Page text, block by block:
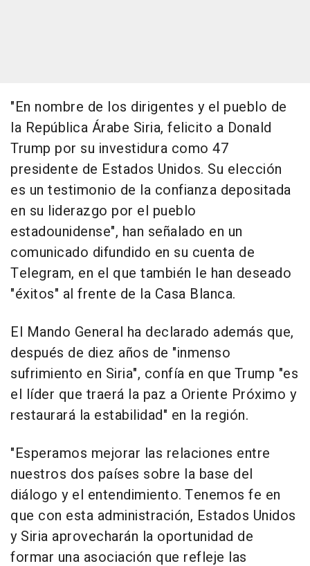
"En nombre de los dirigentes y el pueblo de
la República Árabe Siria, felicito a Donald
Trump por su investidura como 47
presidente de Estados Unidos. Su elección
es un testimonio de la confianza depositada
en su liderazgo por el pueblo
estadounidense", han señalado en un
comunicado difundido en su cuenta de
Telegram, en el que también le han deseado
"éxitos" al frente de la Casa Blanca.
El Mando General ha declarado además que,
después de diez años de "inmenso
sufrimiento en Siria", confía en que Trump "es
el líder que traerá la paz a Oriente Próximo y
restaurará la estabilidad" en la región.
"Esperamos mejorar las relaciones entre
nuestros dos países sobre la base del
diálogo y el entendimiento. Tenemos fe en
que con esta administración, Estados Unidos
y Siria aprovecharán la oportunidad de
formar una asociación que refleje las